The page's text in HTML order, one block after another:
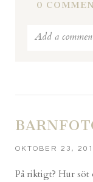
0
Add a
OKTOBER 23,
På riktigt? Hur söt